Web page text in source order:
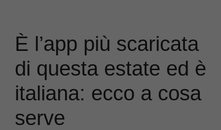
È l’app più scaricata
di questa estate ed è
italiana: ecco a cosa
serve